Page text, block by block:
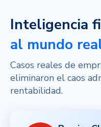
Inteligencia
al mundo
Casos reales de
eliminaron el caos
rentabilidad.